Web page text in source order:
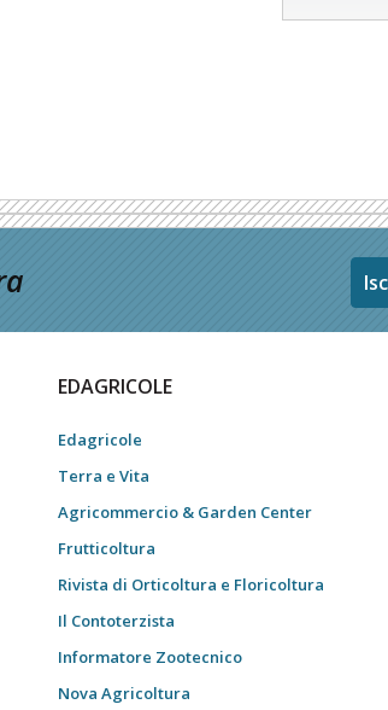
EDAGRICOLE
Edagricole
Terra e Vita
Agricommercio & Garden Center
Frutticoltura
Rivista di Orticoltura e Floricoltura
Il Contoterzista
Informatore Zootecnico
Nova Agricoltura